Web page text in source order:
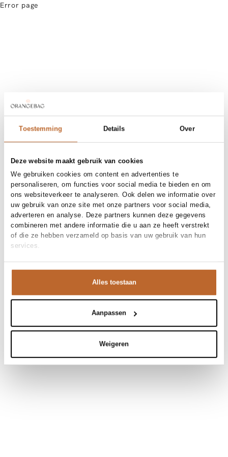
Toestemming Details Over
Deze website maakt gebruik van cookies
We gebruiken cookies om content en advertenties te
personaliseren, om functies voor social media te bieden en om
ons websiteverkeer te analyseren. Ook delen we informatie over
uw gebruik van onze site met onze partners voor social media,
adverteren en analyse. Deze partners kunnen deze gegevens
combineren met andere informatie die u aan ze heeft verstrekt
of die ze hebben verzameld op basis van uw gebruik van hun
services.
Alles toestaan
Aanpassen
Weigeren
Error page